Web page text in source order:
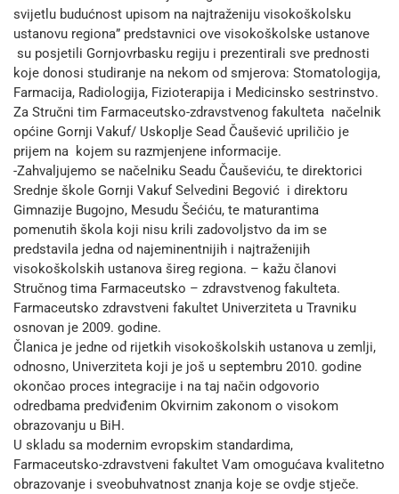
svijetlu budućnost upisom na najtraženiju visokoškolsku
ustanovu regiona” predstavnici ove visokoškolske ustanove
su posjetili Gornjovrbasku regiju i prezentirali sve prednosti
koje donosi studiranje na nekom od smjerova: Stomatologija,
Farmacija, Radiologija, Fizioterapija i Medicinsko sestrinstvo.
Za Stručni tim Farmaceutsko-zdravstvenog fakulteta načelnik
općine Gornji Vakuf/ Uskoplje Sead Čaušević upriličio je
prijem na kojem su razmjenjene informacije.
-Zahvaljujemo se načelniku Seadu Čauševiću, te direktorici
Srednje škole Gornji Vakuf Selvedini Begović i direktoru
Gimnazije Bugojno, Mesudu Šećiću, te maturantima
pomenutih škola koji nisu krili zadovoljstvo da im se
predstavila jedna od najeminentnijih i najtraženijih
visokoškolskih ustanova šireg regiona. – kažu članovi
Stručnog tima Farmaceutsko – zdravstvenog fakulteta.
Farmaceutsko zdravstveni fakultet Univerziteta u Travniku
osnovan je 2009. godine.
Članica je jedne od rijetkih visokoškolskih ustanova u zemlji,
odnosno, Univerziteta koji je još u septembru 2010. godine
okončao proces integracije i na taj način odgovorio
odredbama predviđenim Okvirnim zakonom o visokom
obrazovanju u BiH.
U skladu sa modernim evropskim standardima,
Farmaceutsko-zdravstveni fakultet Vam omogućava kvalitetno
obrazovanje i sveobuhvatnost znanja koje se ovdje stječe.